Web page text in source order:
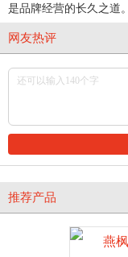
是品牌经营的长久之道。
网友热评
推荐产品